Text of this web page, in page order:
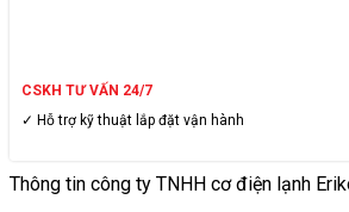
CSKH TƯ VẤN 24/7
✓ Hỗ trợ kỹ thuật lắp đặt vận hành
Thông tin công ty TNHH cơ điện lạnh